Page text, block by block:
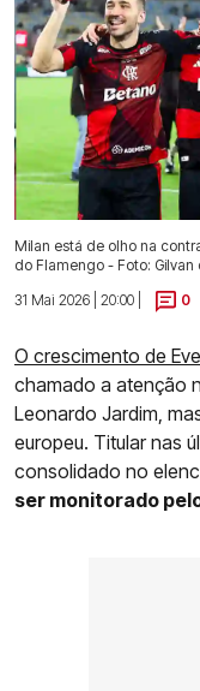
Milan está de olho na
do Flamengo - Foto:
31 Mai 2026 | 20:00 |
0
O crescimento de
chamado a atenção
Leonardo Jardim,
europeu. Titular nas
consolidado no
ser monitorado